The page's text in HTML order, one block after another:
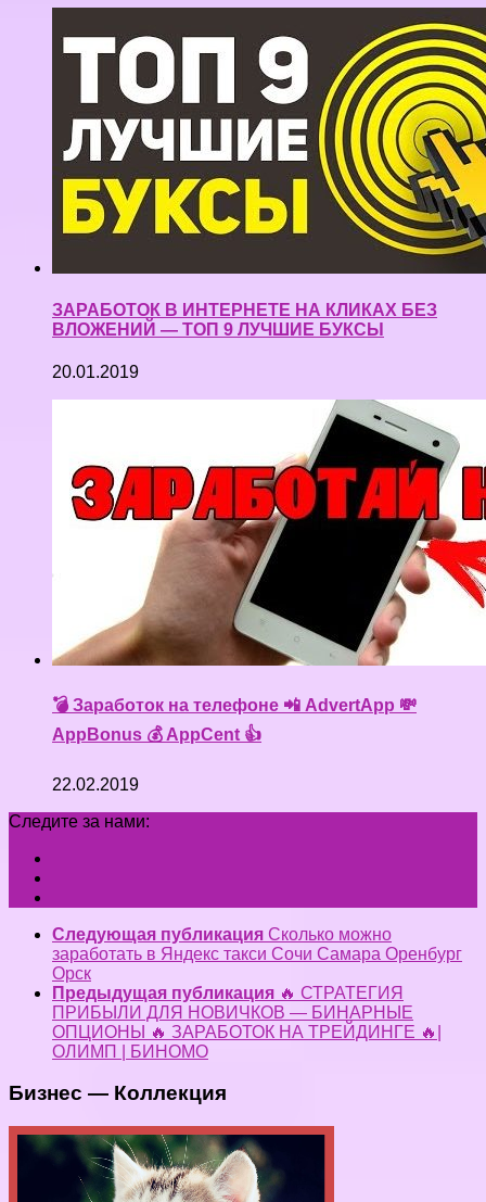
ЗАРАБОТОК В ИНТЕРНЕТЕ НА КЛИКАХ БЕЗ
ВЛОЖЕНИЙ — ТОП 9 ЛУЧШИЕ БУКСЫ
20.01.2019
💣 Заработок на телефоне 📲 AdvertApp 💸
AppBonus 💰 AppCent 👍
22.02.2019
Следите за нами:
Следующая публикация Сколько можно
заработать в Яндекс такси Сочи Самара Оренбург
Орск
Предыдущая публикация 🔥 СТРАТЕГИЯ
ПРИБЫЛИ ДЛЯ НОВИЧКОВ — БИНАРНЫЕ
ОПЦИОНЫ 🔥 ЗАРАБОТОК НА ТРЕЙДИНГЕ 🔥|
ОЛИМП | БИНОМО
Бизнес — Коллекция